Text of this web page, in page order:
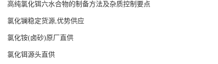
高纯氯化铒六水合物的制备方法及杂质控制要点
氯化镧稳定货源,优势供应
氯化铵(卤砂)原厂直供
氯化铒源头直供